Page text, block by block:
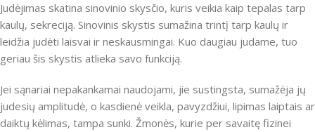
Judėjimas skatina sinovinio skysčio, kuris veikia kaip tepalas tarp
kaulų, sekreciją. Sinovinis skystis sumažina trintį tarp kaulų ir
leidžia judėti laisvai ir neskausmingai. Kuo daugiau judame, tuo
geriau šis skystis atlieka savo funkciją.
Jei sąnariai nepakankamai naudojami, jie sustingsta, sumažėja jų
judesių amplitudė, o kasdienė veikla, pavyzdžiui, lipimas laiptais ar
daiktų kėlimas, tampa sunki. Žmonės, kurie per savaitę fizinei